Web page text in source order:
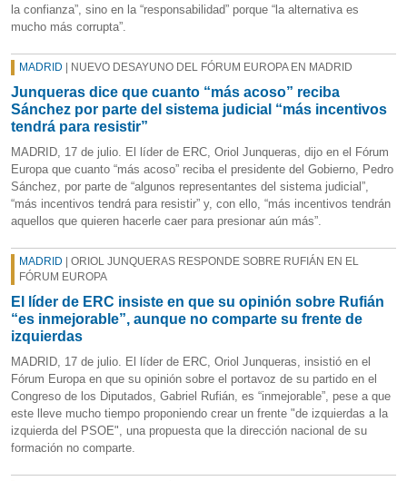
la confianza”, sino en la “responsabilidad” porque “la alternativa es
mucho más corrupta”.
MADRID | NUEVO DESAYUNO DEL FÓRUM EUROPA EN MADRID
Junqueras dice que cuanto “más acoso” reciba
Sánchez por parte del sistema judicial “más incentivos
tendrá para resistir”
MADRID, 17 de julio. El líder de ERC, Oriol Junqueras, dijo en el Fórum
Europa que cuanto “más acoso” reciba el presidente del Gobierno, Pedro
Sánchez, por parte de “algunos representantes del sistema judicial”,
“más incentivos tendrá para resistir” y, con ello, “más incentivos tendrán
aquellos que quieren hacerle caer para presionar aún más”.
MADRID | ORIOL JUNQUERAS RESPONDE SOBRE RUFIÁN EN EL
FÓRUM EUROPA
El líder de ERC insiste en que su opinión sobre Rufián
“es inmejorable”, aunque no comparte su frente de
izquierdas
MADRID, 17 de julio. El líder de ERC, Oriol Junqueras, insistió en el
Fórum Europa en que su opinión sobre el portavoz de su partido en el
Congreso de los Diputados, Gabriel Rufián, es “inmejorable”, pese a que
este lleve mucho tiempo proponiendo crear un frente "de izquierdas a la
izquierda del PSOE", una propuesta que la dirección nacional de su
formación no comparte.